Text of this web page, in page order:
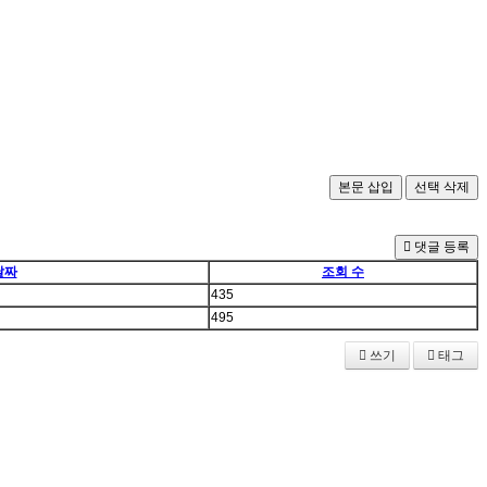
댓글 등록
짜
조회 수
435
495
쓰기 태그